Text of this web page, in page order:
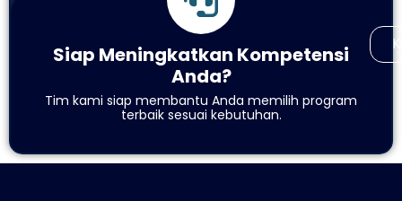
Siap Meningkatkan Kompetensi
Anda?
Tim kami siap membantu Anda memilih program
terbaik sesuai kebutuhan.